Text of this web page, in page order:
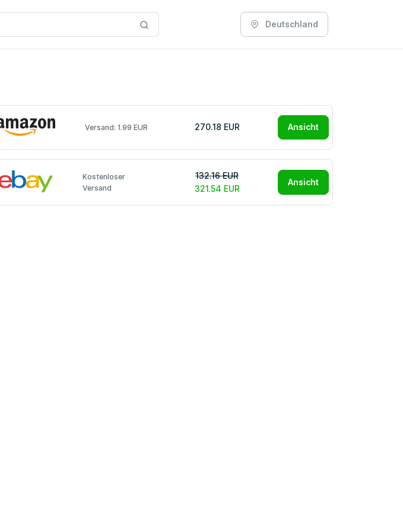
Deutschland
Versand: 1.99 EUR 270.18 EUR Ansicht
Kostenloser
Versand
132.16 EUR
321.54 EUR
Ansicht